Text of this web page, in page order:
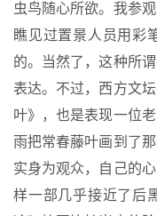
虫鸟随心所欲。我参
瞧见过置景人员用彩
的。当然了，这种所
表达。不过，西方文
叶》，也是表现一位
雨把常春藤叶画到了
实身为观众，自己的
样一部几乎接近了后